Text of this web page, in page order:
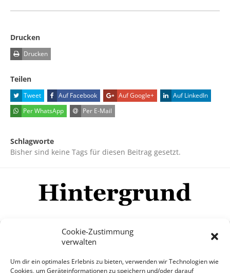
Cookie-Zustimmung
verwalten
Um dir ein optimales Erlebnis zu bieten, verwenden wir Technologien wie
Cookies, um Geräteinformationen zu speichern und/oder darauf
Drucken
Drucken
Teilen
Tweet Auf Facebook Auf Google+
Auf LinkedIn
Per WhatsApp
Per E-Mail
Schlagworte
Bisher sind keine Tags für diesen Beitrag gesetzt.
Mehr